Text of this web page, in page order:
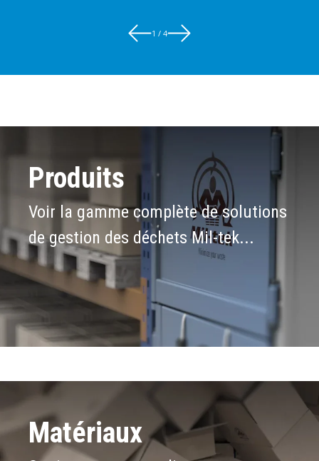
1 / 4
Produits
Voir la gamme complète de solutions
de gestion des déchets Mil-tek...
Matériaux